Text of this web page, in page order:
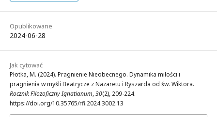
Opublikowane
2024-06-28
Jak cytować
Płotka, M. (2024). Pragnienie Nieobecnego. Dynamika miłości i
pragnienia w myśli Beatrycze z Nazaretu i Ryszarda od św. Wiktora.
Rocznik Filozoficzny Ignatianum,30(2), 209-224.
https://doi.org/10.35765/rfi.2024.3002.13